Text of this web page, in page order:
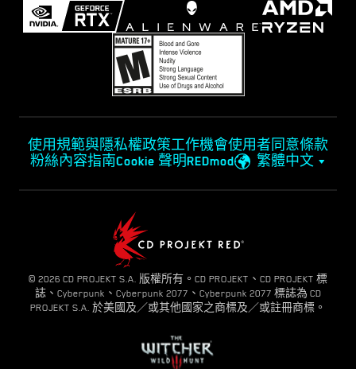
使用規範與隱私權政策工作機會使用者同意條款
粉絲內容指南Cookie 聲明REDmod 繁體中文
© 2026 CD PROJEKT S.A. 版權所有。CD PROJEKT、CD PROJEKT 標
誌、Cyberpunk、Cyberpunk 2077、Cyberpunk 2077 標誌為 CD
PROJEKT S.A. 於美國及／或其他國家之商標及／或註冊商標。